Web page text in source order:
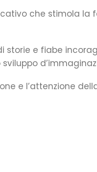
che stimola la
storie e fiabe
e l’attenzione